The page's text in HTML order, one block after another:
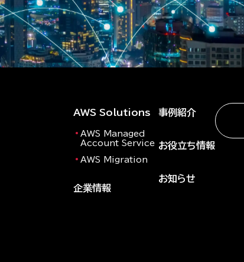
AWS Solutions
AWS Managed
Account Service
AWS Migration
企業情報
事例紹介
お役立ち情報
お知らせ